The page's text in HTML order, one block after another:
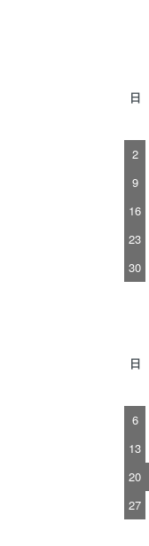
日
2
9
16
23
30
日
6
13
20
27